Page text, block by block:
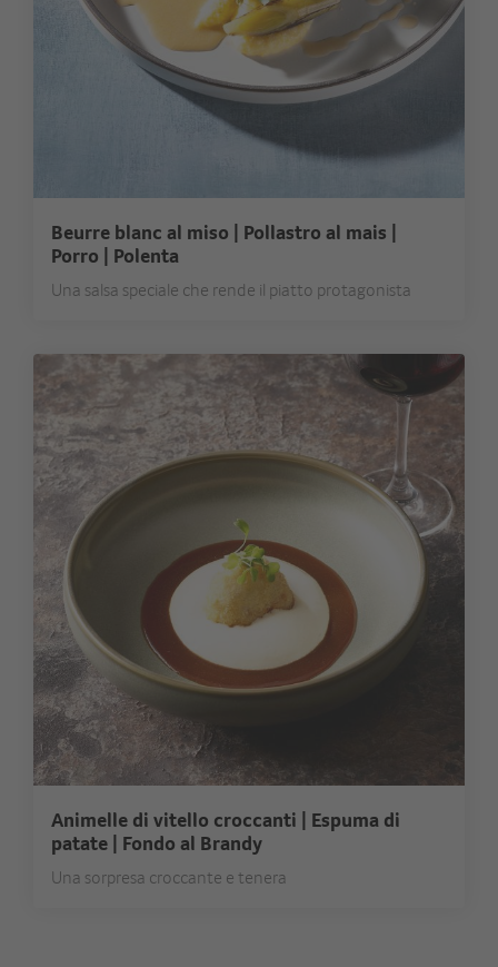
Beurre blanc al miso | Pollastro al mais |
Porro | Polenta
Una salsa speciale che rende il piatto protagonista
Animelle di vitello croccanti | Espuma di
patate | Fondo al Brandy
Una sorpresa croccante e tenera